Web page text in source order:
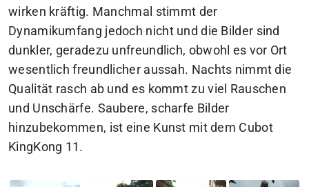
wirken kräftig. Manchmal stimmt der
Dynamikumfang jedoch nicht und die Bilder sind
dunkler, geradezu unfreundlich, obwohl es vor Ort
wesentlich freundlicher aussah. Nachts nimmt die
Qualität rasch ab und es kommt zu viel Rauschen
und Unschärfe. Saubere, scharfe Bilder
hinzubekommen, ist eine Kunst mit dem Cubot
KingKong 11.